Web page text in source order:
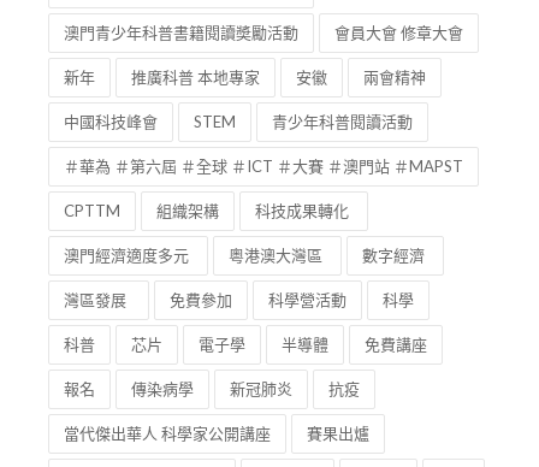
澳門青少年科普書籍閱讀奬勵活動 會員大會 修章大會
新年 推廣科普 本地專家 安徽 兩會精神
中國科技峰會 STEM 青少年科普閱讀活動
＃華為 ＃第六屆 ＃全球 ＃ICT ＃大賽 ＃澳門站 ＃MAPST
CPTTM 組織架構 科技成果轉化
澳門經濟適度多元 粵港澳大灣區 數字經濟
灣區發展 免費參加 科學營活動 科學
科普 芯片 電子學 半導體 免費講座
報名 傳染病學 新冠肺炎 抗疫
當代傑出華人 科學家公開講座 賽果出爐